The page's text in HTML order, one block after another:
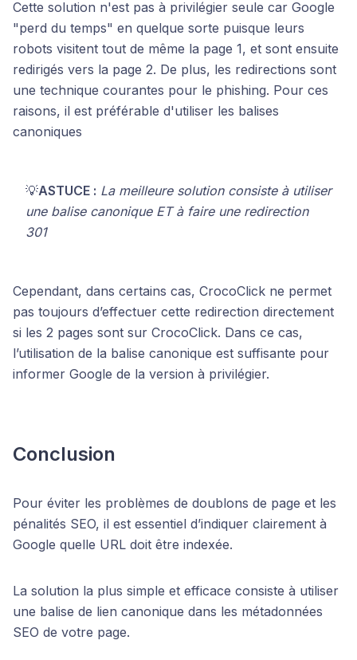
Cette solution n'est pas à privilégier seule car Google
"perd du temps" en quelque sorte puisque leurs
robots visitent tout de même la page 1, et sont ensuite
redirigés vers la page 2. De plus, les redirections sont
une technique courantes pour le phishing. Pour ces
raisons, il est préférable d'utiliser les balises
canoniques
💡ASTUCE : La meilleure solution consiste à utiliser
une balise canonique ET à faire une redirection
301
Cependant, dans certains cas, CrocoClick ne permet
pas toujours d’effectuer cette redirection directement
si les 2 pages sont sur CrocoClick. Dans ce cas,
l’utilisation de la balise canonique est suffisante pour
informer Google de la version à privilégier.
Conclusion
Pour éviter les problèmes de doublons de page et les
pénalités SEO, il est essentiel d’indiquer clairement à
Google quelle URL doit être indexée.
La solution la plus simple et efficace consiste à utiliser
une balise de lien canonique dans les métadonnées
SEO de votre page.